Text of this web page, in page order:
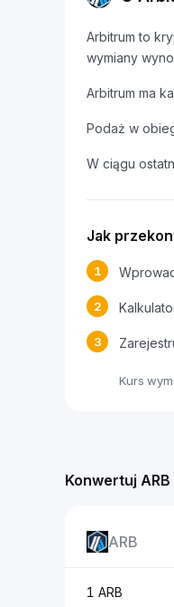
Arbitrum to
wymiany
Arbitrum ma
Podaż w
W ciągu
Jak
1
2
3
Kurs
Konwertuj ARB
ARB
1 ARB